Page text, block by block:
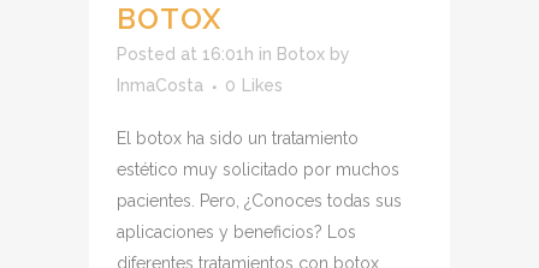
BOTOX
Posted at 16:01h in Botox by
InmaCosta
0 Likes
El botox ha sido un tratamiento
estético muy solicitado por muchos
pacientes. Pero, ¿Conoces todas sus
aplicaciones y beneficios? Los
diferentes tratamientos con botox